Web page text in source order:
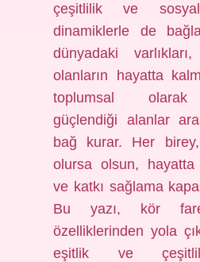
çeşitlilik ve
dinamiklerle de
dünyadaki
olanların hayatta
toplumsal olarak
güçlendiği alanlar
bağ kurar. Her
olursa olsun,
ve katkı sağlama
Bu yazı, kör
özelliklerinden yola
eşitlik ve